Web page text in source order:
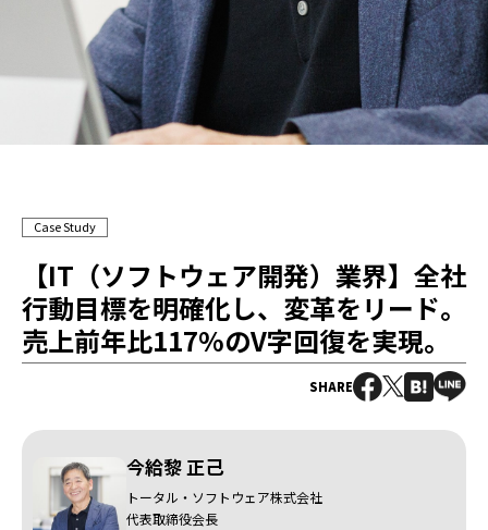
Case Study
【IT（ソフトウェア開発）業界】全社
行動目標を明確化し、変革をリード。
売上前年比117%のV字回復を実現。
SHARE
今給黎 正己
トータル・ソフトウェア株式会社
代表取締役会長